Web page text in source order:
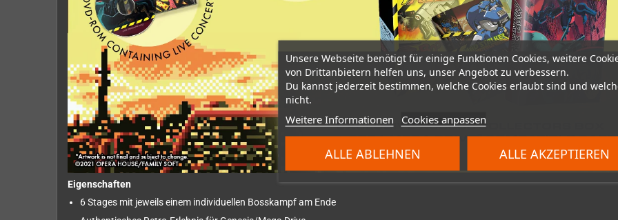
Unsere Webseite benötigt für einige Funktionen Cookies, weitere
von Drittanbietern helfen uns, unser Angebot zu verbessern.
Du kannst jederzeit bestimmen, welche Cookies erlaubt sind und
nicht.
Weitere Informationen Cookies anpassen
ALLE ABLEHNEN ALLE AKZEPTIEREN
Eigenschaften
6 Stages mit jeweils einem individuellen Bosskampf am Ende